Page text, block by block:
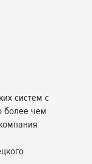
систем с
более чем